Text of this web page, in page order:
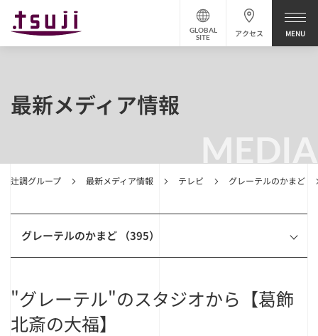
アクセス
GLOBAL
SITE
MEDIA
辻調グループ 最新メディア情報 テレビ グレーテルのかまど
最新メディア情報
グレーテルのかまど （395）
"グレーテル"のスタジオから【葛飾
北斎の大福】